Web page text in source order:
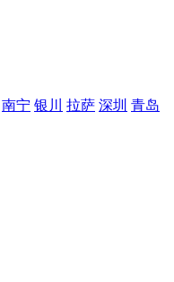
南宁 银川 拉萨 深圳 青岛